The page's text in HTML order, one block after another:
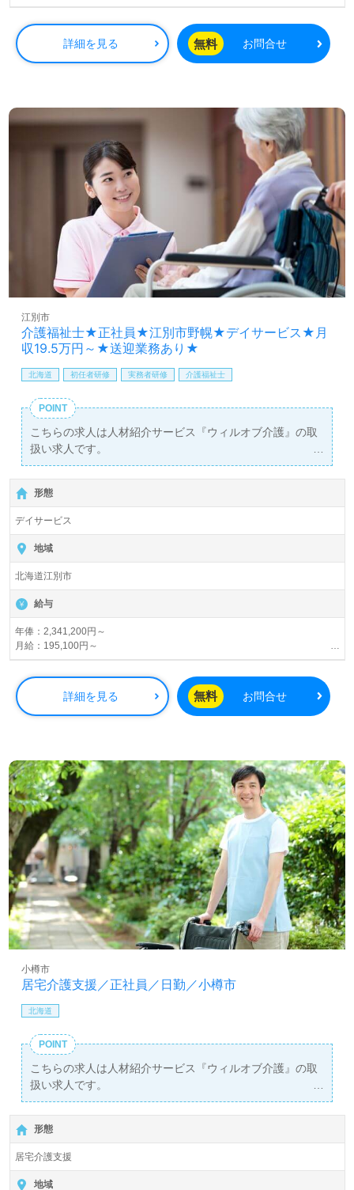
【諸手当】
処遇改善手当：18,000円
職務資格手当：47,000円
残業手当
詳細を見る 無料 お問合せ
介護福祉士★正社員★江別市野幌★デイサービス★月
収19.5万円～★送迎業務あり★
江別市
北海道 初任者研修 実務者研修 介護福祉士
POINT
こちらの求人は人材紹介サービス『ウィルオブ介護』の取
扱い求人です。
詳細に関してお気軽にご相談ください♪
【無料】で皆さんの転職活動をサポートいたします。
形態
デイサービス
地域
北海道江別市
給与
年俸：2,341,200円～
月給：195,100円～
定額手当：32,900円
処遇改善：10,000円
住宅手当
昇給あり
詳細を見る 無料 お問合せ
居宅介護支援／正社員／日勤／小樽市
小樽市
北海道
POINT
こちらの求人は人材紹介サービス『ウィルオブ介護』の取
扱い求人です。
詳細に関してお気軽にご相談ください♪
無料で皆さんの転職活動をサポートいたします。
形態
居宅介護支援
地域